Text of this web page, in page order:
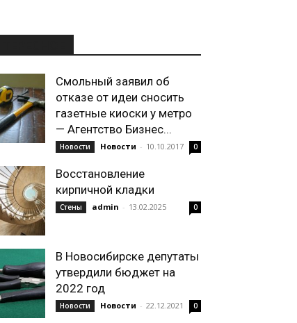
Смольный заявил об
отказе от идеи сносить
газетные киоски у метро
— Агентство Бизнес...
Новости Новости - 10.10.2017 0
Восстановление
кирпичной кладки
Стены admin - 13.02.2025 0
В Новосибирске депутаты
утвердили бюджет на
2022 год
Новости Новости - 22.12.2021 0